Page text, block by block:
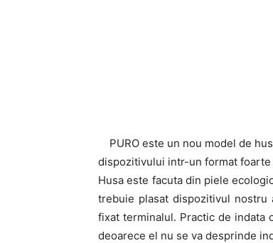
PURO este un nou model de
dispozitivului intr-un format
Husa este facuta din piele
trebuie plasat dispozitivul nostru
fixat terminalul. Practic de indata
deoarece el nu se va desprinde